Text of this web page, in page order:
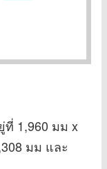
ที่ 1,960 มม x
มม และ